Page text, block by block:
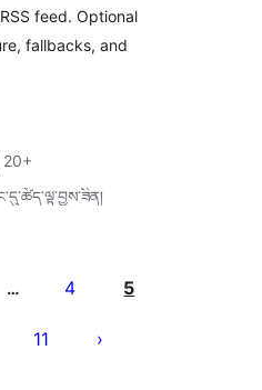
feed. Optional
fallbacks, and
20+
… 4 5
11